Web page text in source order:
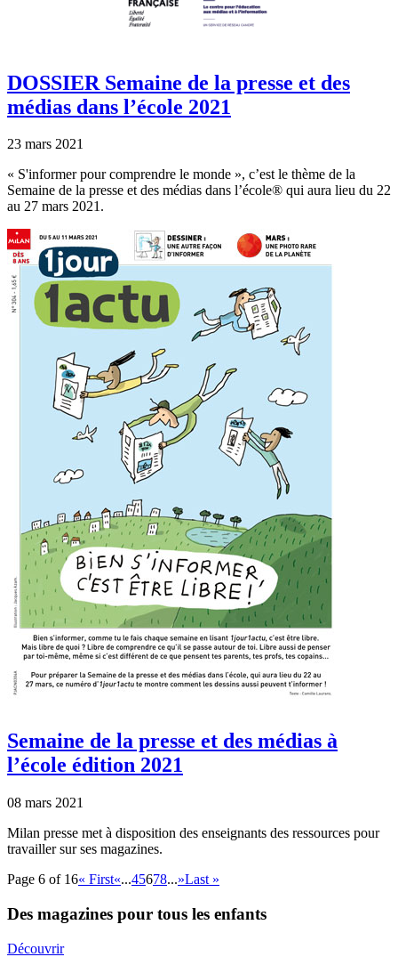
DOSSIER Semaine de la presse et des
médias dans l’école 2021
23 mars 2021
« S'informer pour comprendre le monde », c’est le thème de la
Semaine de la presse et des médias dans l’école® qui aura lieu du 22
au 27 mars 2021.
Semaine de la presse et des médias à
l’école édition 2021
08 mars 2021
Milan presse met à disposition des enseignants des ressources pour
travailler sur ses magazines.
Page 6 of 16« First«...45678...»Last »
Des magazines pour tous les enfants
Découvrir